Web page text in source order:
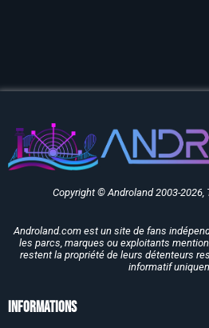
Copyright © Androland 2003-2026,
Androland.com est un site de fans
les parcs, marques ou exploitants
restent la propriété de leurs détenteurs
informatif
Informations